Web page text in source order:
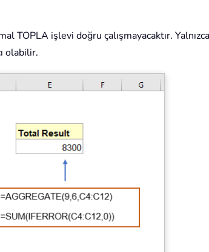
TOPLA işlevi doğru çalışmayacaktır.
olabilir.